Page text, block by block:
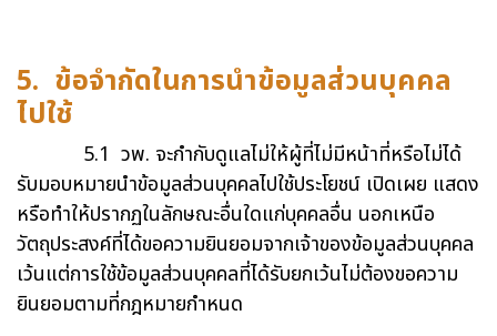
5. ข้อจำกัดในการนำข้อมูลส่วนบุคคล
ไปใช้
5.1 วพ. จะกำกับดูแลไม่ให้ผู้ที่ไม่มีหน้าที่หรือไม่ได้
รับมอบหมายนำข้อมูลส่วนบุคคลไปใช้ประโยชน์ เปิดเผย แสดง
หรือทำให้ปรากฏในลักษณะอื่นใดแก่บุคคลอื่น นอกเหนือ
วัตถุประสงค์ที่ได้ขอความยินยอมจากเจ้าของข้อมูลส่วนบุคคล
เว้นแต่การใช้ข้อมูลส่วนบุคคลที่ได้รับยกเว้นไม่ต้องขอความ
ยินยอมตามที่กฎหมายกำหนด